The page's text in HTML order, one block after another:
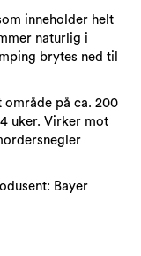
inneholder helt
naturlig i
brytes ned til
område på ca. 200
uker. Virker mot
Bayer